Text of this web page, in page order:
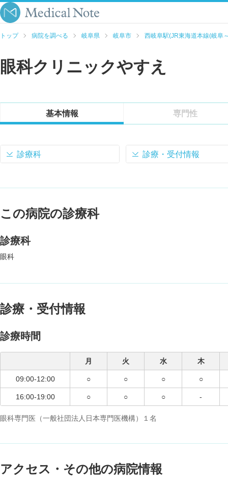
トップ 病院を調べる 岐阜県 岐阜市 西岐阜駅(JR東海道本線(岐阜
眼科クリニックやすえ
基本情報 専門性
診療科 診療・受付情報
この病院の診療科
診療科
眼科
診療・受付情報
診療時間
月 火 水 木
09:00-12:00 ○ ○ ○ ○
16:00-19:00 ○ ○ ○ -
眼科専門医（一般社団法人日本専門医機構）１名
アクセス・その他の病院情報